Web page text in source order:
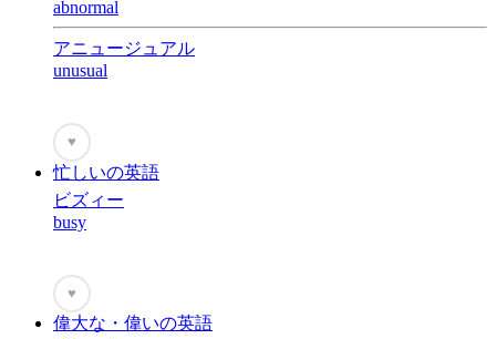
abnormal
アニュージュアル
unusual
♥
忙しいの英語
ビズィー
busy
♥
偉大な・偉いの英語